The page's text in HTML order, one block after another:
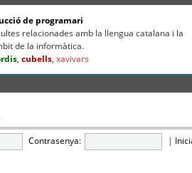
de programari
relacionades amb la llengua catalana i la
de la informàtica.
,cubells,xavivars
Contrasenya: |